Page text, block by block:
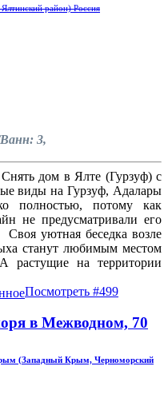
район) Россия
3,
дом в Ялте (Гурзуф) с
виды на Гурзуф, Адалары
полностью, потому как
не предусматривали его
Своя уютная беседка возле
станут любимым местом
растущие на территории
Посмотреть #499
в Межводном, 70
(Западный Крым, Черноморский